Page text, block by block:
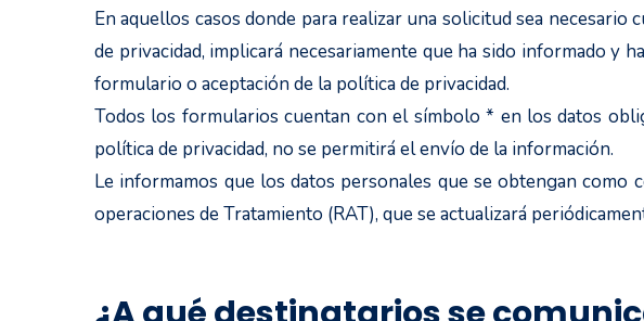
En aquellos casos donde para realizar una solicitud sea
de privacidad, implicará necesariamente que ha sido informado y
formulario o aceptación de la política de privacidad.
Todos los formularios cuentan con el símbolo * en los datos
política de privacidad, no se permitirá el envío de la información.
Le informamos que los datos personales que se obtengan
operaciones de Tratamiento (RAT), que se actualizará